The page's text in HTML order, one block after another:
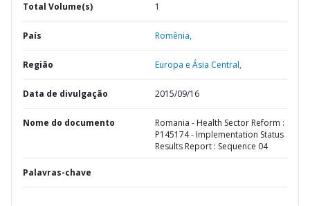
Total Volume(s) 1
País Romênia,
Região Europa e Ásia Central,
Data de divulgação 2015/09/16
Nome do documento
Romania - Health Sector Reform :
P145174 - Implementation Status
Results Report : Sequence 04
Palavras-chave